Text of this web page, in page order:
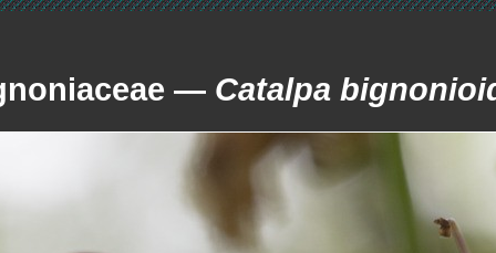
— Catalpa